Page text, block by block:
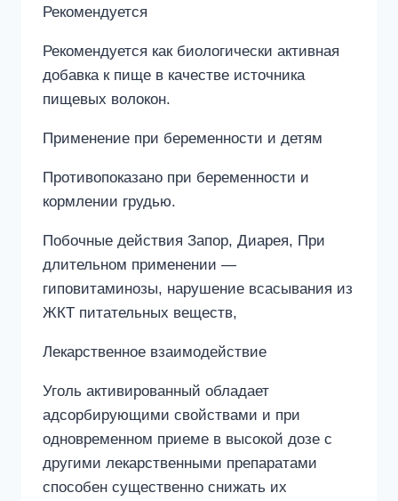
Рекомендуется
Рекомендуется как биологически активная
добавка к пище в качестве источника
пищевых волокон.
Применение при беременности и детям
Противопоказано при беременности и
кормлении грудью.
Побочные действия Запор, Диарея, При
длительном применении —
гиповитаминозы, нарушение всасывания из
ЖКТ питательных веществ,
Лекарственное взаимодействие
Уголь активированный обладает
адсорбирующими свойствами и при
одновременном приеме в высокой дозе с
другими лекарственными препаратами
способен существенно снижать их